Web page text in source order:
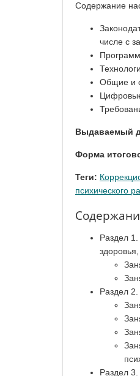
Содержание
числе с
Общие и
Выдаваемый
Форма
Теги:
психического
Раздел
Раздел
Раздел